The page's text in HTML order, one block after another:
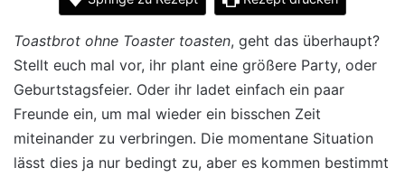
Toastbrot ohne Toaster toasten, geht das überhaupt?
Stellt euch mal vor, ihr plant eine größere Party, oder
Geburtstagsfeier. Oder ihr ladet einfach ein paar
Freunde ein, um mal wieder ein bisschen Zeit
miteinander zu verbringen. Die momentane Situation
lässt dies ja nur bedingt zu, aber es kommen bestimmt